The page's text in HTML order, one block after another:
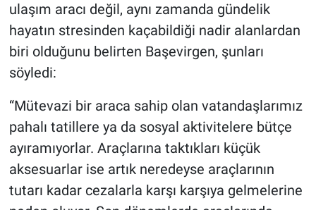
ulaşım aracı değil, aynı zamanda gündelik
hayatın stresinden kaçabildiği nadir alanlardan
biri olduğunu belirten Başevirgen, şunları
söyledi:
“Mütevazi bir araca sahip olan vatandaşlarımız
pahalı tatillere ya da sosyal aktivitelere bütçe
ayıramıyorlar. Araçlarına taktıkları küçük
aksesuarlar ise artık neredeyse araçlarının
tutarı kadar cezalarla karşı karşıya gelmelerine